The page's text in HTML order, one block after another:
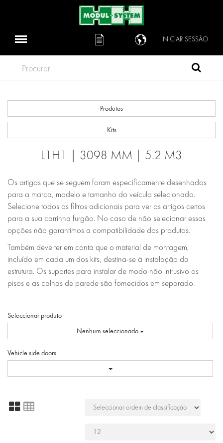
INICIAR SESSÃO
Procurar
Produtos
Kits
L1H1 | 3098 MM | 5.2 M3
Os artigos que se seguem foram especificamente desenhados
para a marca, modelo e tamanho do veículo selecionado.
Selecione todos os filtros adicionais para ver os artigos certos
para a sua carrinha furgão. No caso de não selecionar essas
opções não garantimos a compatibilidade dos produtos.
Também deve ter em conta que o material de montagem,
incluído em cada um dos kits, destina-se à instalação da
estrutura. Os suportes para instalar de modo não intrusivo os
pisos e as calhas de parede são fornecidos em separado.
Seleccionar produto
Nenhum seleccionado
Vehicle side doors